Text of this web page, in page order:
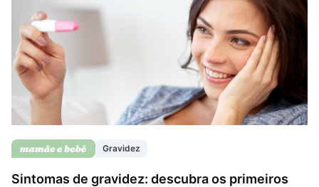
Gravidez
Sintomas de gravidez: descubra os primeiros